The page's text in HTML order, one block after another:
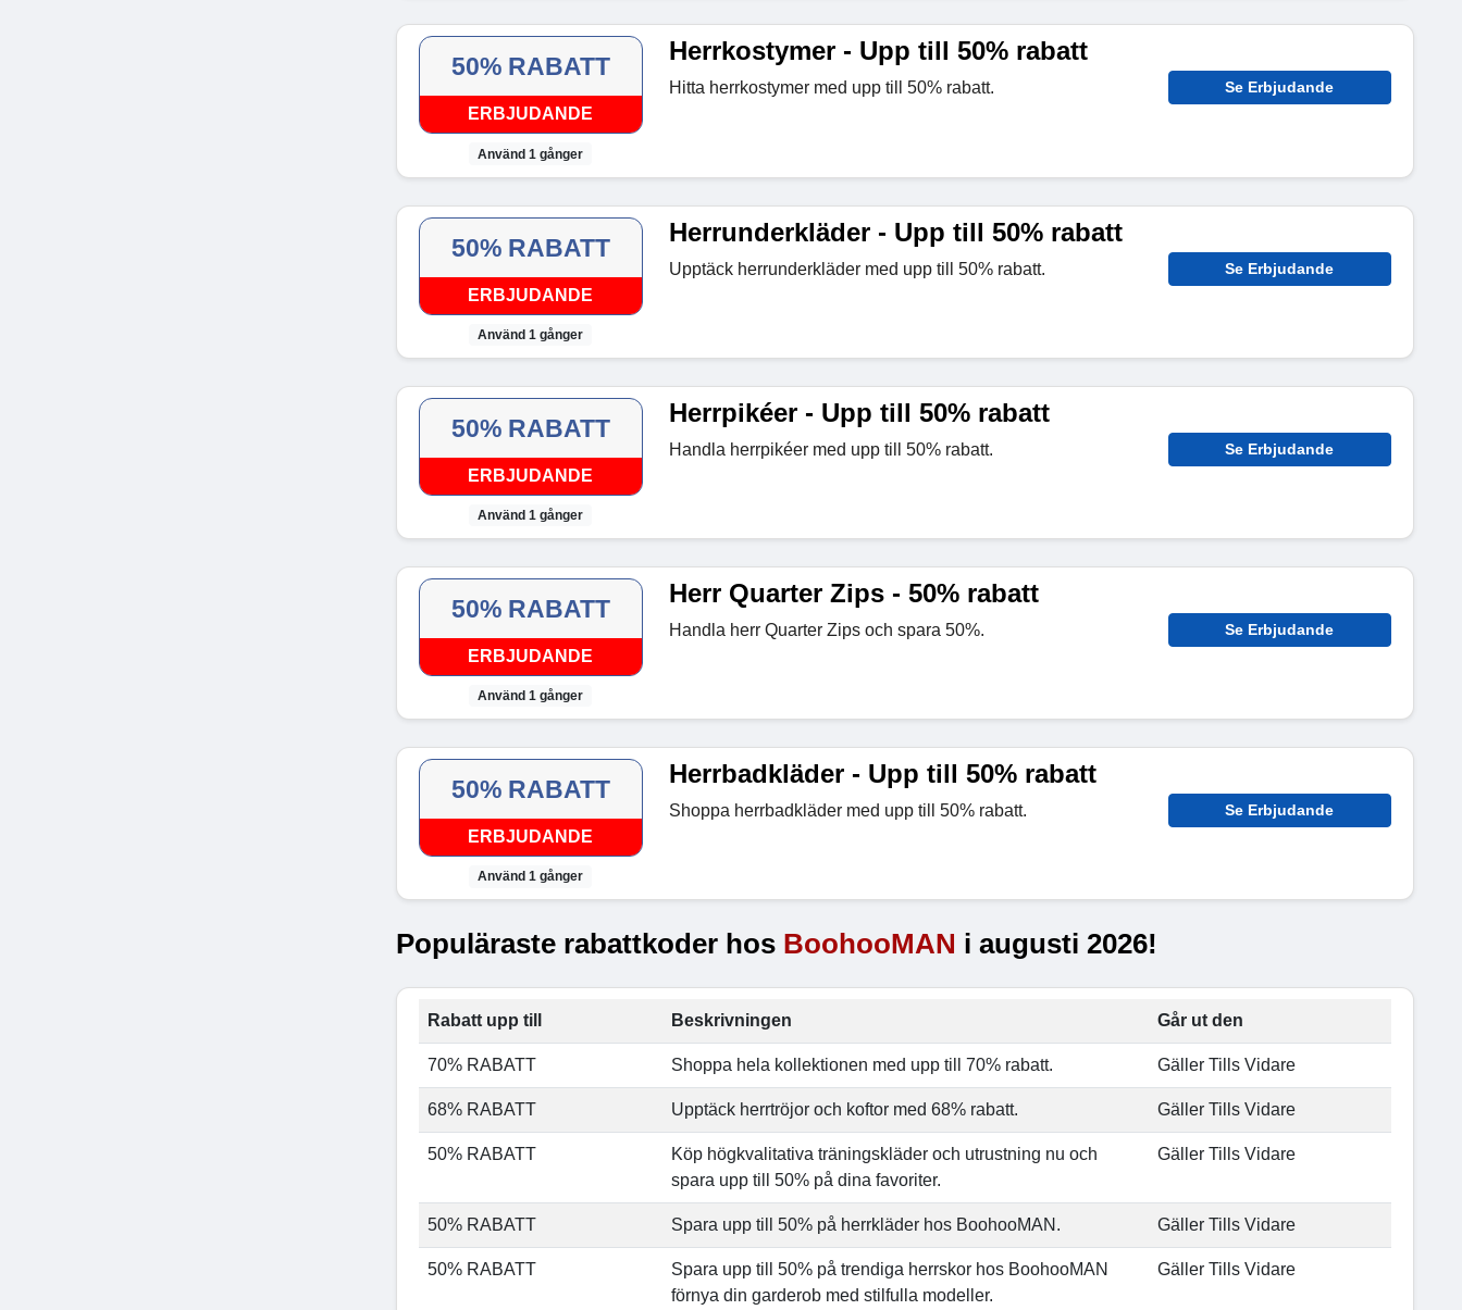
50% RABATT
ERBJUDANDE
Använd 1 gånger
Herrkostymer - Upp till 50% rabatt
Hitta herrkostymer med upp till 50% rabatt. Se Erbjudande
50% RABATT
ERBJUDANDE
Använd 1 gånger
Herrunderkläder - Upp till 50% rabatt
Upptäck herrunderkläder med upp till 50% rabatt. Se Erbjudande
50% RABATT
ERBJUDANDE
Använd 1 gånger
Herrpikéer - Upp till 50% rabatt
Handla herrpikéer med upp till 50% rabatt. Se Erbjudande
50% RABATT
ERBJUDANDE
Använd 1 gånger
Herr Quarter Zips - 50% rabatt
Handla herr Quarter Zips och spara 50%. Se Erbjudande
50% RABATT
ERBJUDANDE
Använd 1 gånger
Herrbadkläder - Upp till 50% rabatt
Shoppa herrbadkläder med upp till 50% rabatt. Se Erbjudande
Populäraste rabattkoder hos BoohooMAN i augusti 2026!
Rabatt upp till Beskrivningen Går ut den
70% RABATT Shoppa hela kollektionen med upp till 70% rabatt. Gäller Tills Vidare
68% RABATT Upptäck herrtröjor och koftor med 68% rabatt. Gäller Tills Vidare
50% RABATT
Köp högkvalitativa träningskläder och utrustning nu och
spara upp till 50% på dina favoriter.
Gäller Tills Vidare
50% RABATT Spara upp till 50% på herrkläder hos BoohooMAN. Gäller Tills Vidare
50% RABATT
Spara upp till 50% på trendiga herrskor hos BoohooMAN
förnya din garderob med stilfulla modeller.
Gäller Tills Vidare